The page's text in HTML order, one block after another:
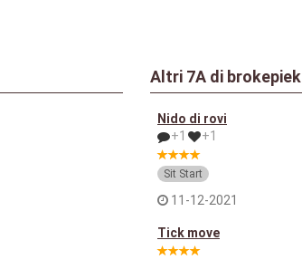
Altri 7A di brokepiek
Nido di rovi
+1
+1
Sit Start
11-12-2021
Tick move